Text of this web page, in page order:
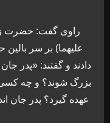
راوی گفت: حضرت
علیهما) بر سر بالین
دادند و گفتند: «پدر
بزرگ شوند؟ و چه کسی
عهده گیرد؟ پدر جان